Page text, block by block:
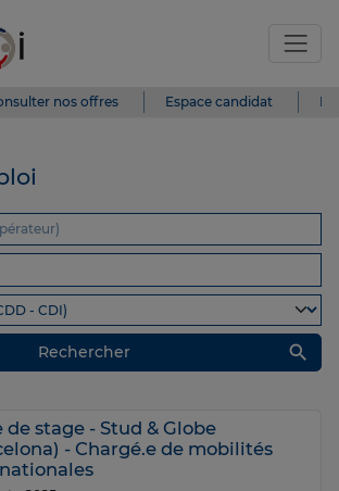
nos offres Espace candidat
Rechercher search
de stage - Stud & Globe
- Chargé.e de mobilités